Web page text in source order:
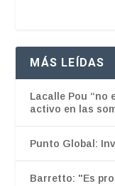
MÁS LEÍDAS
Lacalle Pou “no
activo en las
Punto Global:
Barretto: "Es